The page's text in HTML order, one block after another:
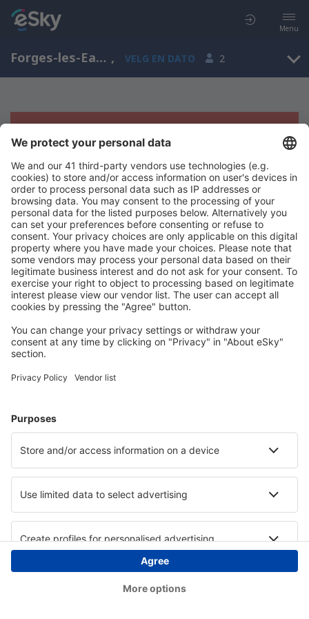
Menu
Forges-les-Eaux, Upper Normandy, Frankrike , VELG EN DATO 2
Beklager, søket ga ingen resultater
Prøv å søk etter andre kriterier
Copyright © eSkyTravel.no. Alle rettigheter forbeholdt.